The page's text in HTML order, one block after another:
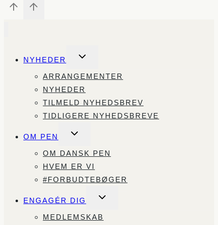
NYHEDER
SKIFT
ARRANGEMENTER
NYHEDER
TILMELD NYHEDSBREV
TIDLIGERE NYHEDSBREVE
OM PEN
SKIFT
OM DANSK PEN
HVEM ER VI
#FORBUDTEBØGER
ENGAGÉR DIG
SKIFT
MEDLEMSKAB